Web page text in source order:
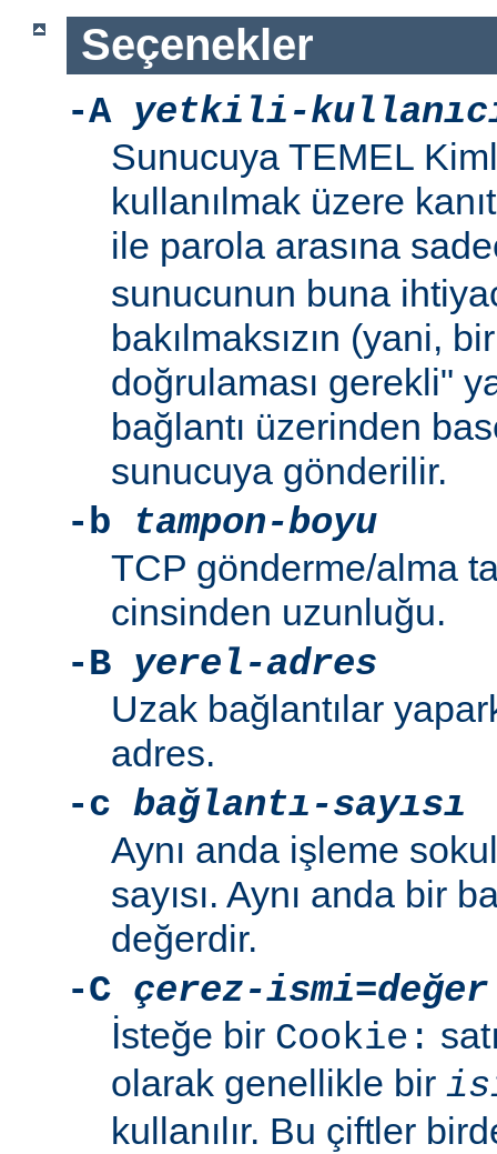
Seçenekler
-A yetkili-
Sunucuya TEMEL
kullanılmak üzere
ile parola arasına
sunucunun buna
bakılmaksızın (yani,
doğrulaması gerekli"
bağlantı üzerinden
sunucuya gönderilir.
-b
tampon-boyu
TCP gönderme/alma
cinsinden uzunluğu.
-B yerel-adres
Uzak bağlantılar
adres.
-c bağlantı-sayısı
Aynı anda işleme
sayısı. Aynı anda bir
değerdir.
-C çerez-ismi=değer
İsteğe bir Cookie:
olarak genellikle bir
kullanılır. Bu çiftler